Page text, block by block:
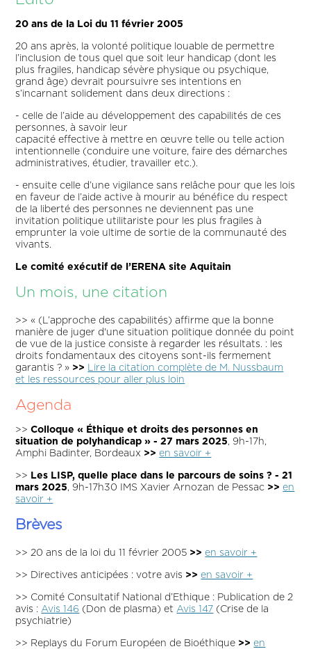
20 ans de la Loi du 11 février 2005
20 ans après, la volonté politique louable de permettre
l’inclusion de tous quel que soit leur handicap (dont les
plus fragiles, handicap sévère physique ou psychique,
grand âge) devrait poursuivre ses intentions en
s’incarnant solidement dans deux directions :
- celle de l’aide au développement des capabilités de ces
personnes, à savoir leur
capacité effective à mettre en œuvre telle ou telle action
intentionnelle (conduire une voiture, faire des démarches
administratives, étudier, travailler etc.).
- ensuite celle d’une vigilance sans relâche pour que les lois
en faveur de l’aide active à mourir au bénéfice du respect
de la liberté des personnes ne deviennent pas une
invitation politique utilitariste pour les plus fragiles à
emprunter la voie ultime de sortie de la communauté des
vivants.
Le comité exécutif de l’ERENA site Aquitain
Un mois, une citation
>> « (L’approche des capabilités) affirme que la bonne
manière de juger d'une situation politique donnée du point
de vue de la justice consiste à regarder les résultats. : les
droits fondamentaux des citoyens sont-ils fermement
garantis ? » >> Lire la citation complète de M. Nussbaum
et les ressources pour aller plus loin
Agenda
>>Colloque « Éthique et droits des personnes en
situation de polyhandicap » - 27 mars 2025, 9h-17h,
Amphi Badinter, Bordeaux >>en savoir +
>> Les LISP, quelle place dans le parcours de soins ? - 21
mars 2025, 9h-17h30 IMS Xavier Arnozan de Pessac >>en
savoir +
Brèves
>> 20 ans de la loi du 11 février 2005 >>en savoir +
>> Directives anticipées : votre avis >>en savoir +
>> Comité Consultatif National d’Ethique : Publication de 2
avis :Avis 146 (Don de plasma) etAvis 147 (Crise de la
psychiatrie)
>> Replays du Forum Européen de Bioéthique >>en